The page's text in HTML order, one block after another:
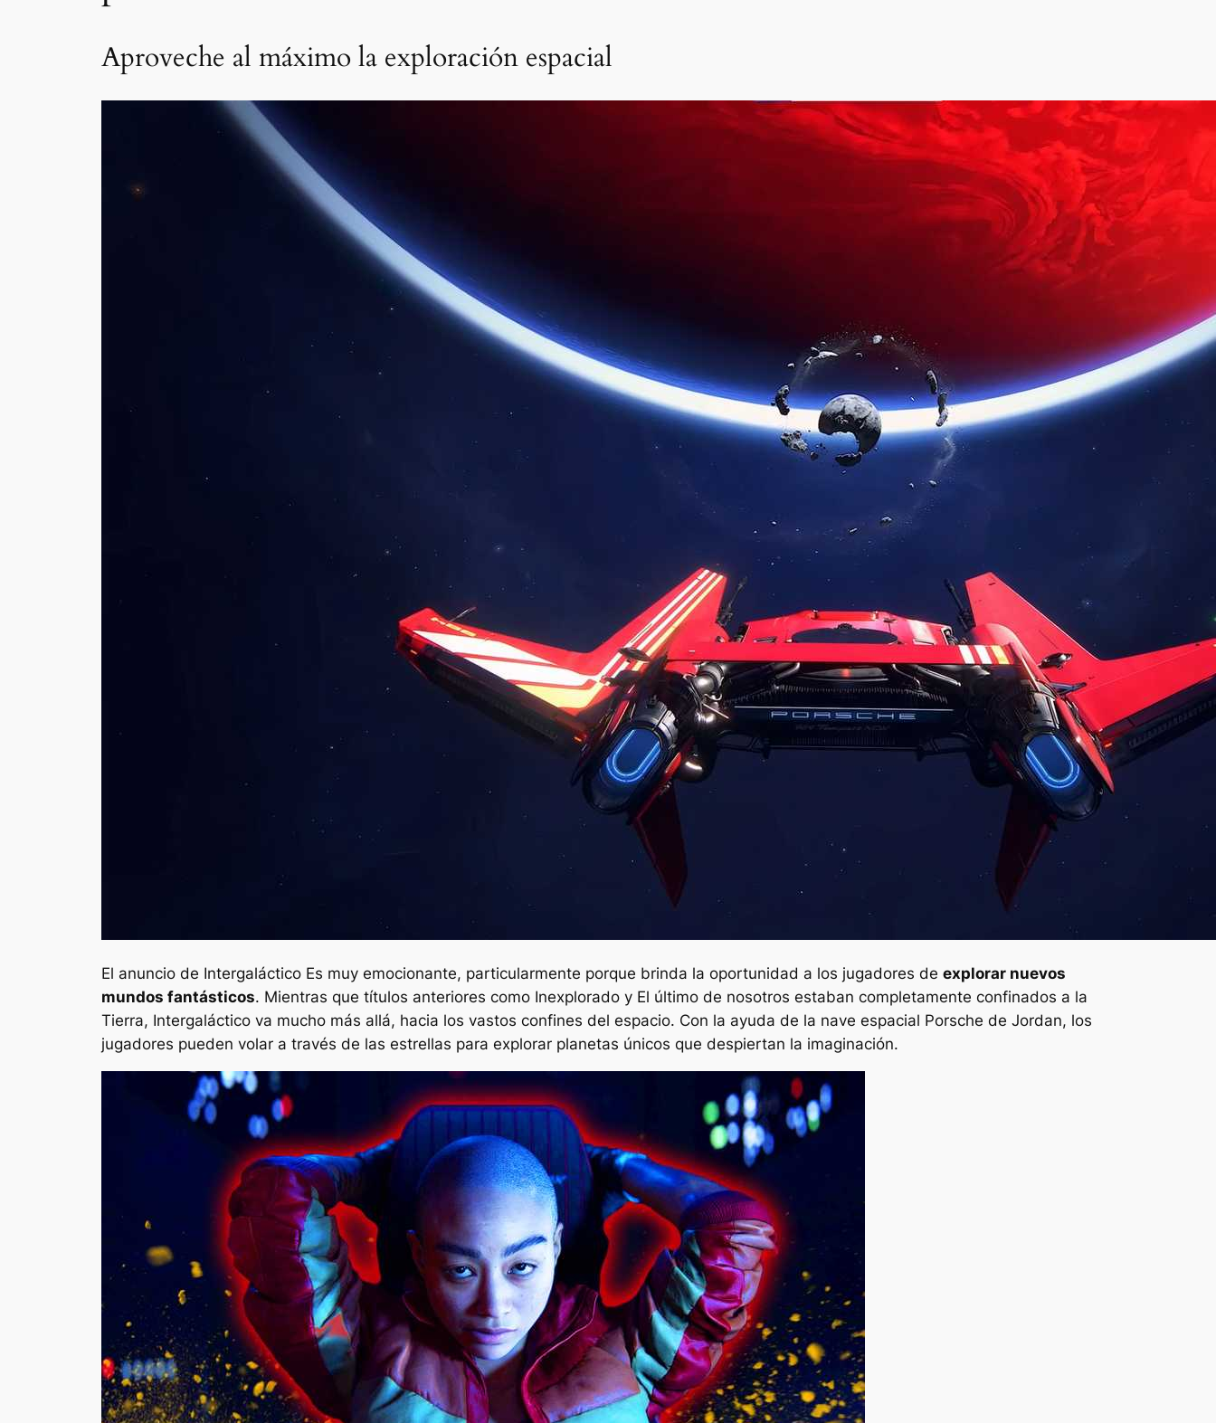
Aproveche al máximo la exploración espacial
El anuncio de Intergaláctico Es muy emocionante, particularmente porque brinda la oportunidad a los jugadores de explorar nuevos
mundos fantásticos. Mientras que títulos anteriores como Inexplorado y El último de nosotros estaban completamente confinados a la
Tierra, Intergaláctico va mucho más allá, hacia los vastos confines del espacio. Con la ayuda de la nave espacial Porsche de Jordan, los
jugadores pueden volar a través de las estrellas para explorar planetas únicos que despiertan la imaginación.